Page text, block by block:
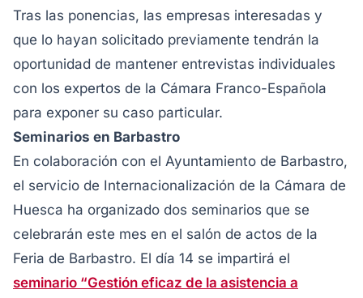
Tras las ponencias, las empresas interesadas y
que lo hayan solicitado previamente tendrán la
oportunidad de mantener entrevistas individuales
con los expertos de la Cámara Franco-Española
para exponer su caso particular.
Seminarios en Barbastro
En colaboración con el Ayuntamiento de Barbastro,
el servicio de Internacionalización de la Cámara de
Huesca ha organizado dos seminarios que se
celebrarán este mes en el salón de actos de la
Feria de Barbastro. El día 14 se impartirá el
seminario “Gestión eficaz de la asistencia a